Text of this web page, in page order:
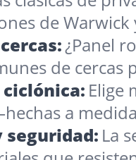
de
¿Panel
de cercas
Elige
a
seguridad: La